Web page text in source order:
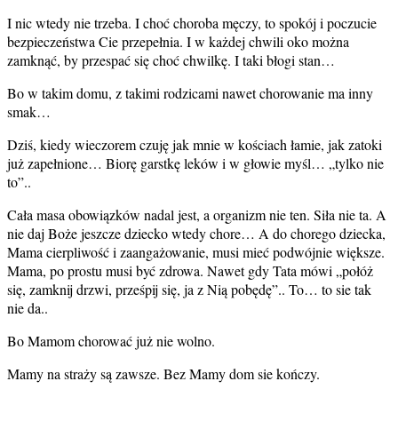
I nic wtedy nie trzeba. I choć choroba męczy, to spokój i poczucie
bezpieczeństwa Cie przepełnia. I w każdej chwili oko można
zamknąć, by przespać się choć chwilkę. I taki błogi stan…
Bo w takim domu, z takimi rodzicami nawet chorowanie ma inny
smak…
Dziś, kiedy wieczorem czuję jak mnie w kościach łamie, jak zatoki
już zapełnione… Biorę garstkę leków i w głowie myśl… „tylko nie
to”..
Cała masa obowiązków nadal jest, a organizm nie ten. Siła nie ta. A
nie daj Boże jeszcze dziecko wtedy chore… A do chorego dziecka,
Mama cierpliwość i zaangażowanie, musi mieć podwójnie większe.
Mama, po prostu musi być zdrowa. Nawet gdy Tata mówi „połóż
się, zamknij drzwi, prześpij się, ja z Nią pobędę”.. To… to sie tak
nie da..
Bo Mamom chorować już nie wolno.
Mamy na straży są zawsze. Bez Mamy dom sie kończy.